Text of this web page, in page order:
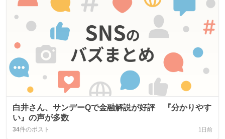
白井さん、サンデーQで金融解説が好評 『分かりやす
い』の声が多数
34件のポスト 1日前